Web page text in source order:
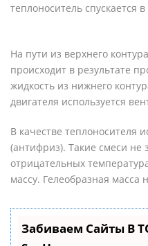
теплоноситель спускается
На пути из верхнего
происходит в результате
жидкость из нижнего
двигателя используется
В качестве теплоносителя
(антифриз). Такие смеси
отрицательных
массу. Гелеобразная
Забиваем Сайты В